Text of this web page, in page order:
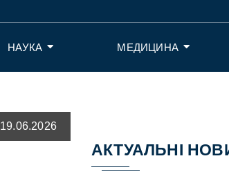
НАУКА МЕДИЦИНА
19.06.2026
АКТУАЛЬНІ